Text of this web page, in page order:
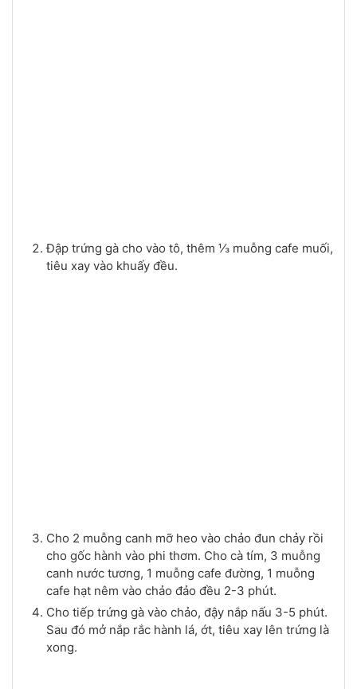
Đập trứng gà cho vào tô, thêm ⅓ muỗng cafe muối,
tiêu xay vào khuấy đều.
Cho 2 muỗng canh mỡ heo vào chảo đun chảy rồi
cho gốc hành vào phi thơm. Cho cà tím, 3 muỗng
canh nước tương, 1 muỗng cafe đường, 1 muỗng
cafe hạt nêm vào chảo đảo đều 2-3 phút.
Cho tiếp trứng gà vào chảo, đậy nắp nấu 3-5 phút.
Sau đó mở nắp rắc hành lá, ớt, tiêu xay lên trứng là
xong.